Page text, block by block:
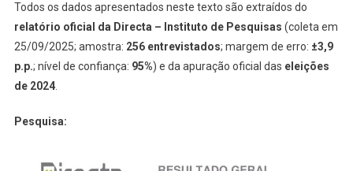
Todos os dados apresentados neste texto são extraídos do
relatório oficial da Directa – Instituto de Pesquisas (coleta em
25/09/2025; amostra: 256 entrevistados; margem de erro: ±3,9
p.p.; nível de confiança: 95%) e da apuração oficial das eleições
de 2024.
Pesquisa: